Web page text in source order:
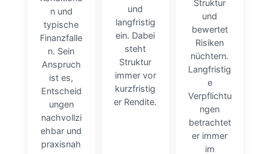
n und
typische
Finanzfalle
n. Sein
Anspruch
ist es,
Entscheid
ungen
nachvollzi
ehbar und
praxisnah
und
langfristig
ein. Dabei
steht
Struktur
immer vor
kurzfristig
er Rendite.
Struktur
und
bewertet
Risiken
nüchtern.
Langfristig
e
Verpflichtu
ngen
betrachtet
er immer
im